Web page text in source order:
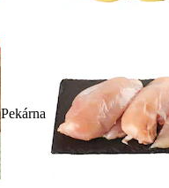
Pekárna